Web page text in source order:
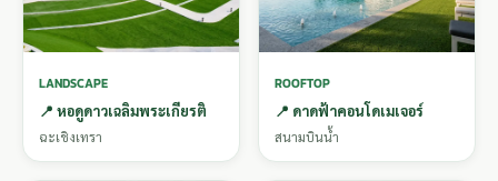
LANDSCAPE
📍 หอดูดาวเฉลิมพระเกียรติ
ฉะเชิงเทรา
ROOFTOP
📍 ดาดฟ้าคอนโดเมเจอร์
สนามบินน้ำ